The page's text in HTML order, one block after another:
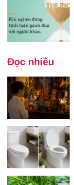
Đọc nhiều